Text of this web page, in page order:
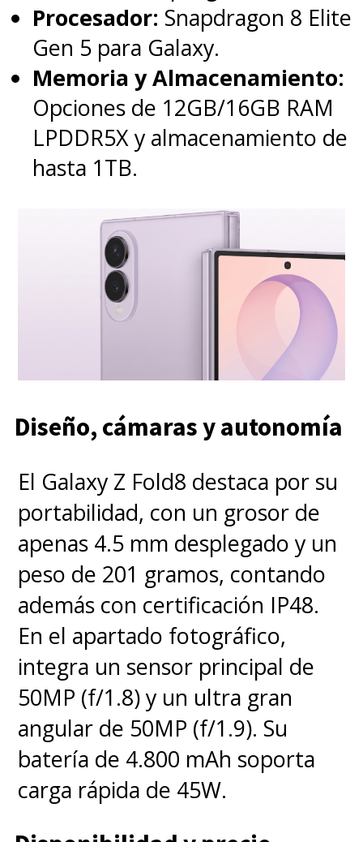
Procesador: Snapdragon 8 Elite
Gen 5 para Galaxy.
Memoria y Almacenamiento:
Opciones de 12GB/16GB RAM
LPDDR5X y almacenamiento de
hasta 1TB.
Diseño, cámaras y autonomía
El Galaxy Z Fold8 destaca por su
portabilidad, con un grosor de
apenas 4.5 mm desplegado y un
peso de 201 gramos, contando
además con certificación IP48.
En el apartado fotográfico,
integra un sensor principal de
50MP (f/1.8) y un ultra gran
angular de 50MP (f/1.9). Su
batería de 4.800 mAh soporta
carga rápida de 45W.